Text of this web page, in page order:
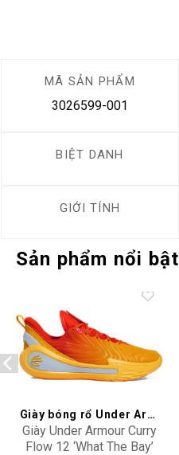
MÃ SẢN PHẨM
3026599-001
BIỆT DANH
GIỚI TÍNH
Sản phẩm nổi bật
Add to
wishlist
Giày bóng rổ Under Armour
Giày Under Armour Curry
Flow 12 ‘What The Bay’